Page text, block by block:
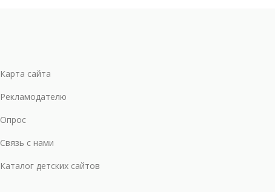
Карта сайта
Рекламодателю
Опрос
Связь с нами
Каталог детских сайтов